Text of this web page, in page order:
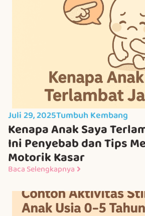
Juli 29, 2025Tumbuh Kembang
Kenapa Anak Saya
Ini Penyebab dan Tips
Motorik Kasar
Baca Selengkapnya